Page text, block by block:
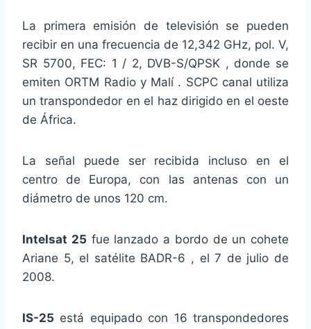
La primera emisión de televisión se pueden
recibir en una frecuencia de 12,342 GHz, pol. V,
SR 5700, FEC: 1 / 2, DVB-S/QPSK , donde se
emiten ORTM Radio y Malí . SCPC canal utiliza
un transpondedor en el haz dirigido en el oeste
de África.
La señal puede ser recibida incluso en el
centro de Europa, con las antenas con un
diámetro de unos 120 cm.
Intelsat 25 fue lanzado a bordo de un cohete
Ariane 5, el satélite BADR-6 , el 7 de julio de
2008.
IS-25 está equipado con 16 transpondedores